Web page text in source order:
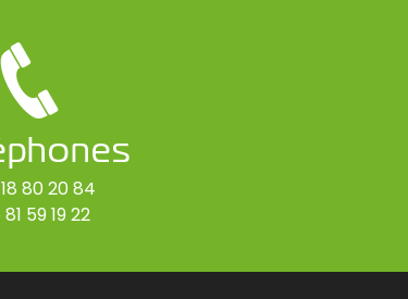
80 20 84
59 19 22